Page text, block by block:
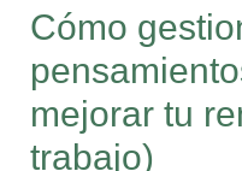
Cómo
mejorar tu
trabajo)
los
pensamientos
negativos
(y